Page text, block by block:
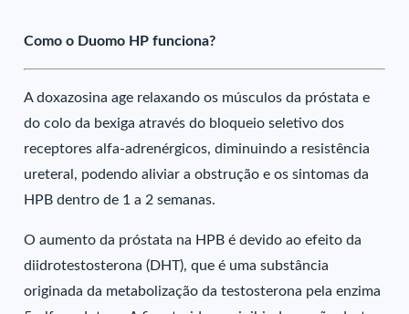
Como o Duomo HP funciona?
A doxazosina age relaxando os músculos da próstata e
do colo da bexiga através do bloqueio seletivo dos
receptores alfa-adrenérgicos, diminuindo a resistência
ureteral, podendo aliviar a obstrução e os sintomas da
HPB dentro de 1 a 2 semanas.
O aumento da próstata na HPB é devido ao efeito da
diidrotestosterona (DHT), que é uma substância
originada da metabolização da testosterona pela enzima